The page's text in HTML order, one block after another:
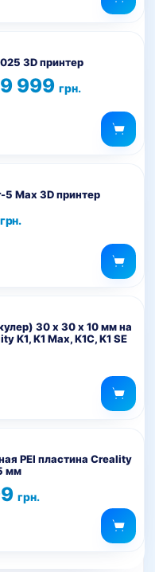
3D принтер
999 грн.
5 Max 3D принтер
грн.
30 x 30 х 10 мм на
K1, K1 Max, K1C, K1 SE
PEI пластина Creality
мм
грн.